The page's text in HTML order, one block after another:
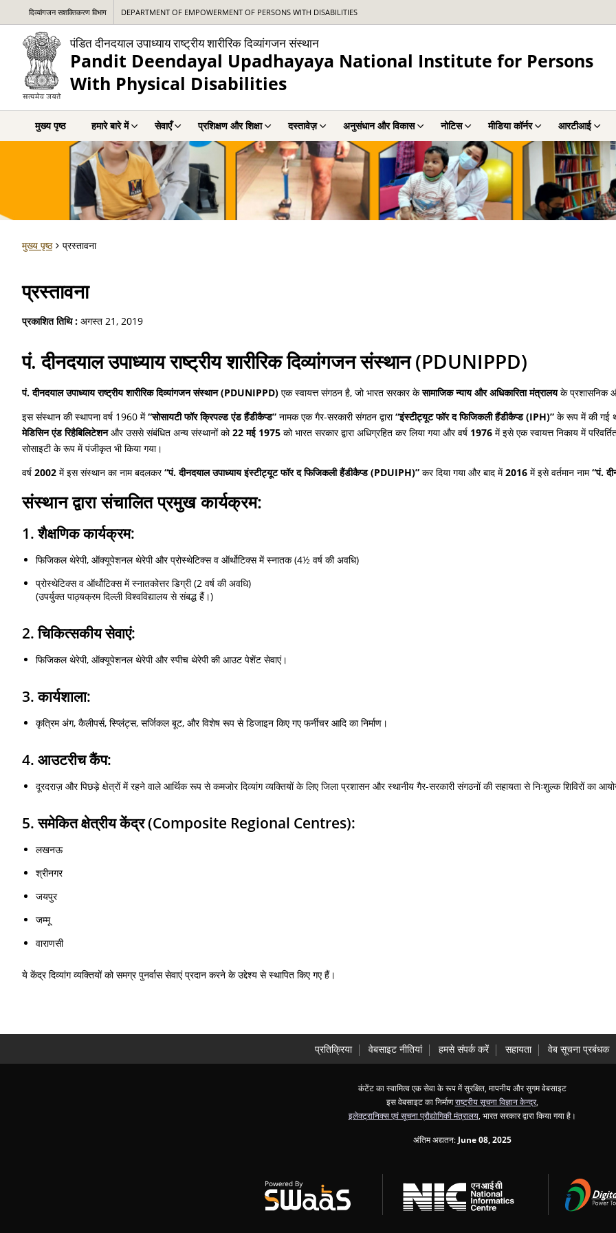
दिव्यांगजन सशक्तिकरण विभाग DEPARTMENT OF EMPOWERMENT OF PERSONS WITH DISABILITIES
पंडित दीनदयाल उपाध्याय राष्ट्रीय शारीरिक दिव्यांगजन संस्थान
Pandit Deendayal Upadhayaya National Institute for Persons
With Physical Disabilities
मुख्य पृष्ठ हमारे बारे में सेवाएँ प्रशिक्षण और शिक्षा दस्तावेज़ अनुसंधान और विकास नोटिस मीडिया कॉर्नर आरटीआई
मुख्य पृष्ठ प्रस्तावना
प्रस्तावना
प्रकाशित तिथि : अगस्त 21, 2019
पं. दीनदयाल उपाध्याय राष्ट्रीय शारीरिक दिव्यांगजन संस्थान (PDUNIPPD)
पं. दीनदयाल उपाध्याय राष्ट्रीय शारीरिक दिव्यांगजन संस्थान (PDUNIPPD) एक स्वायत्त संगठन है, जो भारत सरकार केसामाजिक न्याय और अधिकारिता मंत्रालयके प्रशासनिक
इस संस्थान की स्थापना वर्ष 1960 में“सोसायटी फॉर क्रिपल्ड एंड हैंडीकैप्ड” नामक एक गैर-सरकारी संगठन द्वारा“इंस्टीट्यूट फॉर द फिजिकली हैंडीकैप्ड (IPH)” के रूप में की गई
मेडिसिन एंड रिहैबिलिटेशनऔर उससे संबंधित अन्य संस्थानों को22 मई 1975 को भारत सरकार द्वारा अधिग्रहित कर लिया गया और वर्ष 1976 में इसे एक स्वायत्त निकाय में
सोसाइटी के रूप में पंजीकृत भी किया गया।
वर्ष 2002 में इस संस्थान का नाम बदलकर“पं. दीनदयाल उपाध्याय इंस्टीट्यूट फॉर द फिजिकली हैंडीकैप्ड (PDUIPH)” कर दिया गया और बाद में2016 में इसे वर्तमान नाम“पं.
संस्थान द्वारा संचालित प्रमुख कार्यक्रम:
1. शैक्षणिक कार्यक्रम:
फिजिकल थेरेपी, ऑक्यूपेशनल थेरेपी और प्रोस्थेटिक्स व ऑर्थोटिक्स में स्नातक (4½ वर्ष की अवधि)
प्रोस्थेटिक्स व ऑर्थोटिक्स में स्नातकोत्तर डिग्री (2 वर्ष की अवधि)
(उपर्युक्त पाठ्यक्रम दिल्ली विश्वविद्यालय से संबद्ध हैं।)
2. चिकित्सकीय सेवाएं:
फिजिकल थेरेपी, ऑक्यूपेशनल थेरेपी और स्पीच थेरेपी की आउट पेशेंट सेवाएं।
3. कार्यशाला:
कृत्रिम अंग, कैलीपर्स, स्प्लिंट्स, सर्जिकल बूट, और विशेष रूप से डिजाइन किए गए फर्नीचर आदि का निर्माण।
4. आउटरीच कैंप:
दूरदराज़ और पिछड़े क्षेत्रों में रहने वाले आर्थिक रूप से कमजोर दिव्यांग व्यक्तियों के लिए जिला प्रशासन और स्थानीय गैर-सरकारी संगठनों की सहायता से निःशुल्क शिविरों का
5. समेकित क्षेत्रीय केंद्र (Composite Regional Centres):
लखनऊ
श्रीनगर
जयपुर
जम्मू
वाराणसी
ये केंद्र दिव्यांग व्यक्तियों को समग्र पुनर्वास सेवाएं प्रदान करने के उद्देश्य से स्थापित किए गए हैं।
प्रतिक्रिया वेबसाइट नीतियां हमसे संपर्क करें सहायता वेब सूचना प्रबंधक
कंटेंट का स्वामित्व एक सेवा के रूप में सुरक्षित, मापनीय और सुगम वेबसाइट
इस वेबसाइट का निर्माणराष्ट्रीय सूचना विज्ञान केन्द्र,
इलेक्ट्रानिक्स एवं सूचना प्रौद्योगिकी मंत्रालय, भारत सरकार द्वारा किया गया है।
अंतिम अद्यतन: June 08, 2025